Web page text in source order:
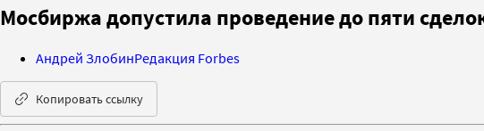
Мосбиржа допустила проведение до пяти
Андрей ЗлобинРедакция Forbes
Копировать ссылку